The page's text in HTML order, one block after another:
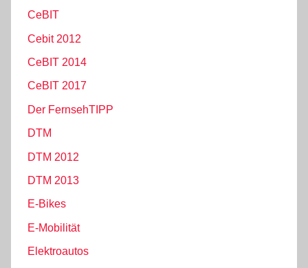
CeBIT
Cebit 2012
CeBIT 2014
CeBIT 2017
Der FernsehTIPP
DTM
DTM 2012
DTM 2013
E-Bikes
E-Mobilität
Elektroautos